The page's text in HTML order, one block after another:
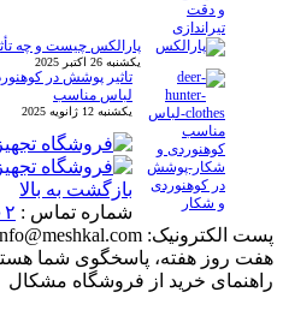
پارالکس چیست و چه
یکشنبه 26 اکتبر 2025
تاثیر پوشش در
لباس مناسب
یکشنبه 12 ژانویه 2025
بازگشت به بالا
شماره تماس :
پست الکترونیک:
هفت روز هفته، پاسخگوی شما
راهنمای خرید از فروشگاه مشکال